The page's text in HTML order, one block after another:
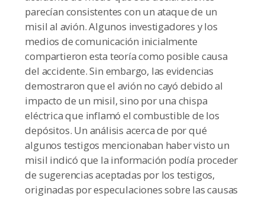
parecían consistentes con un ataque de un
misil al avión. Algunos investigadores y los
medios de comunicación inicialmente
compartieron esta teoría como posible causa
del accidente. Sin embargo, las evidencias
demostraron que el avión no cayó debido al
impacto de un misil, sino por una chispa
eléctrica que inflamó el combustible de los
depósitos. Un análisis acerca de por qué
algunos testigos mencionaban haber visto un
misil indicó que la información podía proceder
de sugerencias aceptadas por los testigos,
originadas por especulaciones sobre las causas